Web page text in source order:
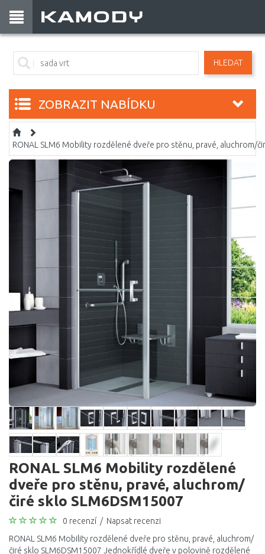
HLEDAT
ZOBRAZIT NABÍDKU
RONAL SLM6 Mobility rozdělené dveře pro stěnu, pravé, aluchrom/
RONAL SLM6 Mobility rozdělené
dveře pro stěnu, pravé, aluchrom/
čiré sklo SLM6DSM15007
0 recenzí / Napsat recenzi
RONAL SLM6 Mobility rozdělené dveře pro stěnu, pravé, aluchrom/
čiré sklo SLM6DSM15007 Jednokřídlé dveře v polovině rozdělené